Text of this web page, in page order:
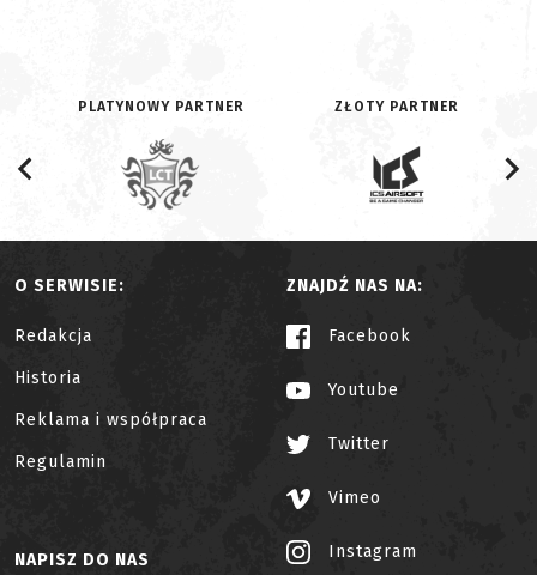
PLATYNOWY PARTNER ZŁOTY PARTNER
O SERWISIE:
Redakcja
Historia
Reklama i współpraca
Regulamin
ZNAJDŹ NAS NA:
Facebook
Youtube
Twitter
Vimeo
Instagram
NAPISZ DO NAS